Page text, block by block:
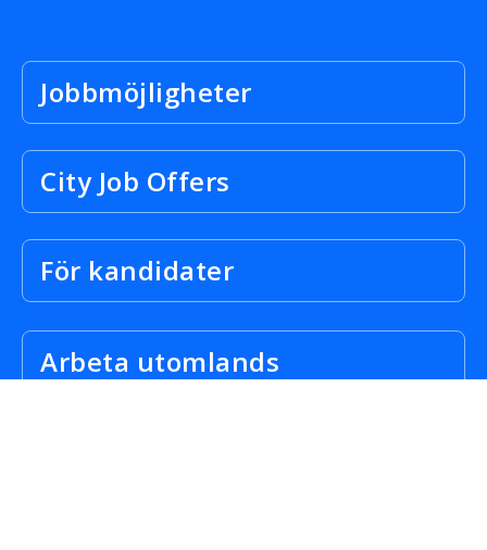
Jobbmöjligheter
City Job Offers
För kandidater
Arbeta utomlands